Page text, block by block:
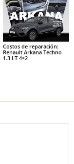
Costos de reparación:
Renault Arkana Techno
1.3 LT 4×2